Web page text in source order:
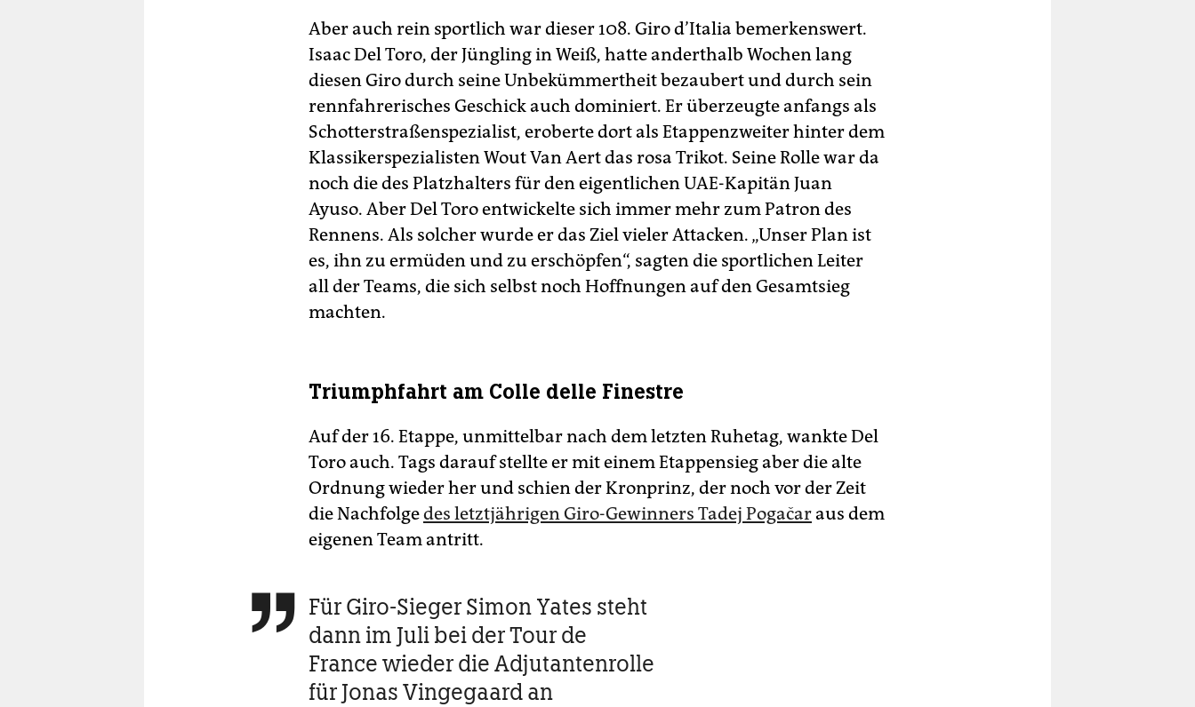
Aber auch rein sportlich war dieser 108. Giro d’Italia bemerkenswert.
Isaac Del Toro, der Jüngling in Weiß, hatte anderthalb Wochen lang
diesen Giro durch seine Unbekümmertheit bezaubert und durch sein
rennfahrerisches Geschick auch dominiert. Er überzeugte anfangs als
Schotterstraßenspezialist, eroberte dort als Etappenzweiter hinter dem
Klassikerspezialisten Wout Van Aert das rosa Trikot. Seine Rolle war da
noch die des Platzhalters für den eigentlichen UAE-Kapitän Juan
Ayuso. Aber Del Toro entwickelte sich immer mehr zum Patron des
Rennens. Als solcher wurde er das Ziel vieler Attacken. „Unser Plan ist
es, ihn zu ermüden und zu erschöpfen“, sagten die sportlichen Leiter
all der Teams, die sich selbst noch Hoffnungen auf den Gesamtsieg
machten.
Triumphfahrt am Colle delle Finestre
Auf der 16. Etappe, unmittelbar nach dem letzten Ruhetag, wankte Del
Toro auch. Tags darauf stellte er mit einem Etappensieg aber die alte
Ordnung wieder her und schien der Kronprinz, der noch vor der Zeit
die Nachfolgedes letztjährigen Giro-Gewinners Tadej Pogačaraus dem
eigenen Team antritt.
 Für Giro-Sieger Simon Yates steht
dann im Juli bei der Tour de
France wieder die Adjutantenrolle
für Jonas Vingegaard an